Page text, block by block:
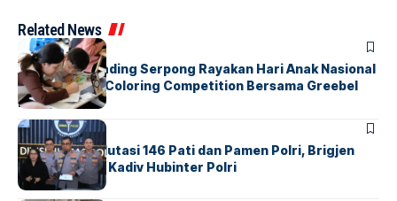
Related News
BERITAINDEX
Atria Hotel Gading Serpong Rayakan Hari Anak Nasional
Lewat Family Coloring Competition Bersama Greebel
Indonesia
BERITA
Mabes Polri Mutasi 146 Pati dan Pamen Polri, Brigjen
Untung Jabat Kadiv Hubinter Polri